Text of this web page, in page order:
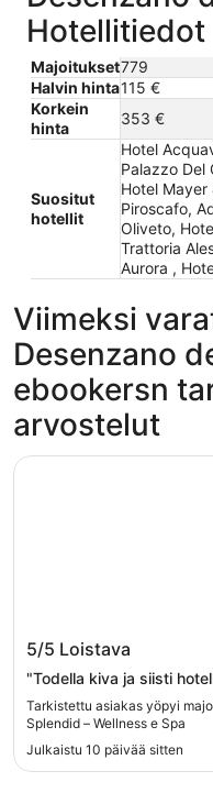
Hotellitiedot
Majoitukset779
Halvin hinta115 €
Korkein
hinta
353 €
Suositut
hotellit
Hotel
Palazzo Del
Hotel Mayer
Piroscafo,
Oliveto,
Trattoria
Aurora ,
Viimeksi
Desenzano
ebookersn
arvostelut
Hotel Mayer &
Spa
5/5 Loistava
"Todella kiva ja siisti
Tarkistettu asiakas yöpyi
Splendid – Wellness e Spa
Julkaistu 10 päivää sitten
Hotel Mayer & Splendid